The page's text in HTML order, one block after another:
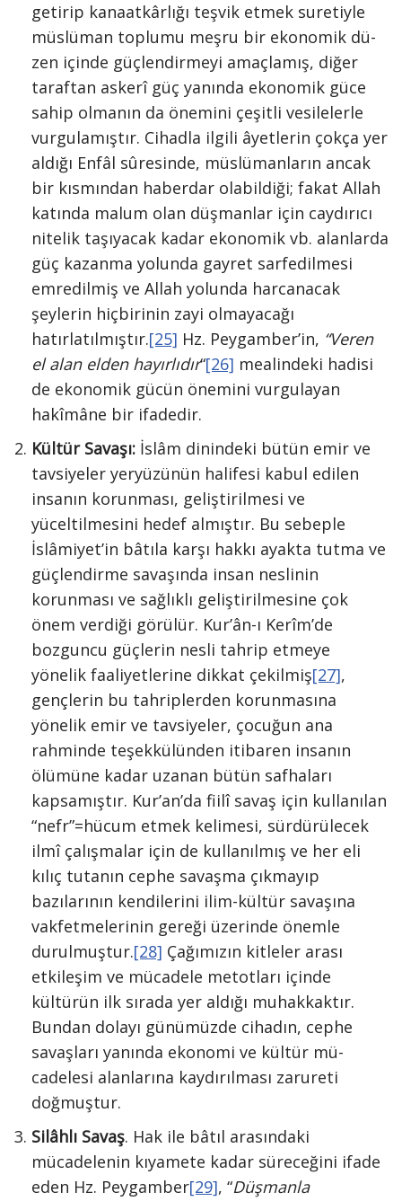
getirip kana­atkârlığı teşvik etmek suretiyle
müslüman toplumu meşru bir ekonomik dü­
zen içinde güçlendirmeyi amaçlamış, di­ğer
taraftan askerî güç yanında ekono­mik güce
sahip olmanın da önemini çe­şitli vesilelerle
vurgulamıştır. Cihadla il­gili âyetlerin çokça yer
aldığı Enfâl sû­resinde, müslümanların ancak
bir kıs­mından haberdar olabildiği; fakat Allah
katında malum olan düşmanlar için cay­dırıcı
nitelik taşıyacak kadar ekonomik vb. alanlarda
güç kazan­ma yolunda gayret sarfedilmesi
emredil­miş ve Allah yolunda harcanacak
şeylerin hiçbirinin zayi olmayacağı
hatırlatılmış­tır.[25] Hz. Peygamber’in, “Veren
el alan elden hayırlıdır“[26] mealindeki hadisi
de ekonomik gücün öne­mini vurgulayan
hakîmâne bir ifadedir.
Kültür Savaşı: İslâm dinindeki bütün emir ve
tavsiyeler yeryüzünün halifesi kabul edilen
insanın korunması, gelişti­rilmesi ve
yüceltilmesini hedef almıştır. Bu sebeple
İslâmiyet’in bâtıla karşı hak­kı ayakta tutma ve
güçlendirme sava­şında insan neslinin
korunması ve sağ­lıklı geliştirilmesine çok
önem verdiği görülür. Kur’ân-ı Kerîm’de
bozguncu güç­lerin nesli tahrip etmeye
yönelik faali­yetlerine dikkat çekilmiş[27],
gençlerin bu tah­riplerden korunmasına
yönelik emir ve tavsiyeler, çocuğun ana
rahminde te­şekkülünden itibaren insanın
ölümüne kadar uzanan bütün safhaları
kapsamış­tır. Kur’an’da fiilî savaş için kullanılan
“nefr”=hücum etmek kelimesi, sürdürülecek
ilmî çalışmalar için de kullanılmış ve her eli
kılıç tuta­nın cephe savaşma çıkmayıp
bazılarının kendilerini ilim-kültür savaşına
vakfetmele­rinin gereği üzerinde önemle
durulmuş­tur.[28] Çağımızın kitleler arası
etkileşim ve mücadele metotları içinde
kültürün ilk sırada yer aldığı muhakkaktır.
Bundan dolayı günümüzde ci­hadın, cephe
savaşları yanında ekonomi ve kültür mü­
cadelesi alanlarına kaydırılması zarureti
doğmuştur.
Silâhlı Savaş. Hak ile bâtıl arasındaki
mücadelenin kıyamete kadar süreceğini ifade
eden Hz. Peygamber[29], “Düşmanla